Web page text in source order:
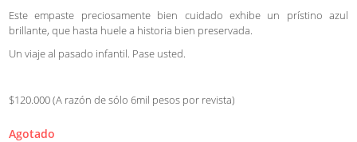
Este empaste preciosamente bien cuidado exhibe un prístino azul
brillante, que hasta huele a historia bien preservada.
Un viaje al pasado infantil. Pase usted.
$120.000 (A razón de sólo 6mil pesos por revista)
Agotado